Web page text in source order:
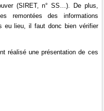
(SIRET, n° SS…). De plus,
remontées des informations
eu lieu, il faut donc bien vérifier
réalisé une présentation de ces